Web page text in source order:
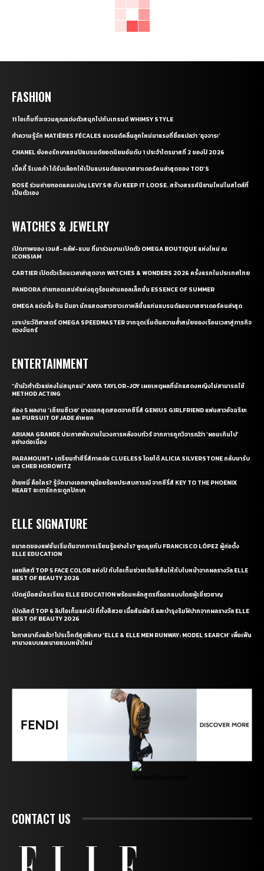
FASHION
11 ไอเท็มที่จะชวนคุณแต่งตัวสนุกไปกับเทรนด์ WHIMSY STYLE
ทำความรู้จัก MATIÈRES FÉCALES แบรนด์คลื่นลูกใหม่มาแรงที่ชื่อแปลว่า ‘อุจจาระ’
CHANEL ยังคงรักษาแชมป์แบรนด์ยอดนิยมอันดับ 1 ประจำไตรมาสที่ 2 ของปี 2026
เบ็คกี้ รีเบคก้า ได้รับเลือกให้เป็นแบรนด์แอมบาสซาเดอร์คนล่าสุดของ TOD’S
ROSÉ ร่วมถ่ายทอดแคมเปญ LEVI’S® กับ KEEP IT LOOSE. สร้างสรรค์นิยามใหม่ในสไตล์ที่
เป็นตัวเอง
WATCHES & JEWELRY
เปิดภาพของ เจมส์-กลัฟ-แบม ที่มาร่วมงานเปิดตัว OMEGA BOUTIQUE แห่งใหม่ ณ
ICONSIAM
CARTIER เปิดตัวเรือนเวลาล่าสุดจาก WATCHES & WONDERS 2026 ครั้งแรกในประเทศไทย
PANDORA ถ่ายทอดเสน่ห์แห่งฤดูร้อนผ่านคอลเล็กชั่น ESSENCE OF SUMMER
OMEGA แต่งตั้ง ชิน มินอา นักแสดงสาวชาวเกาหลีขึ้นแท่นแบรนด์แอมบาสซาเดอร์คนล่าสุด
เจาะประวัติศาสตร์ OMEGA SPEEDMASTER จากจุดเริ่มต้นความล้ำสมัยของเรือนเวลาสู่ภารกิจ
ดวงจันทร์
ENTERTAINMENT
“ถ้ามัวทำตัวแย่คงไม่สนุกแน่” ANYA TAYLOR-JOY เผยเหตุผลที่นักแสดงหญิงไม่สามารถใช้
METHOD ACTING
ส่อง 5 ผลงาน ‘เถียนซีเวย’ นางเอกสุดฮอตจากซีรี่ส์ GENIUS GIRLFRIEND แฟนสาวอัจฉริยะ
และ PURSUIT OF JADE ล่าหยก
ARIANA GRANDE ประกาศพักงานในวงการหลังจบทัวร์ จากการถูกวิจารณ์ว่า ‘ผอมเกินไป’
อย่างต่อเนื่อง
PARAMOUNT+ เตรียมทำซีรี่ส์ภาคต่อ CLUELESS โดยได้ ALICIA SILVERSTONE กลับมารับ
บท CHER HOROWITZ
อ้ายหมี่ คือใคร? รู้จักนางเอกอายุน้อยร้อยประสบการณ์ จากซีรี่ส์ KEY TO THE PHOENIX
HEART ชะตารักกระดูกปักษา
ELLE SIGNATURE
อนาคตของแฟชั่นเริ่มต้นจากการเรียนรู้อย่างไร? พูดคุยกับ FRANCISCO LÓPEZ ผู้ก่อตั้ง
ELLE EDUCATION
เผยลิสต์ TOP 5 FACE COLOR แห่งปี กับไอเท็มช่วยเติมสีสันให้กับใบหน้าจากผลรางวัล ELLE
BEST OF BEAUTY 2026
เปิดคู่มือสมัครเรียน ELLE EDUCATION พร้อมหลักสูตรที่ออกแบบโดยผู้เชี่ยวชาญ
เปิดลิสต์ TOP 6 ลิปไอเท็มแห่งปี ที่ทั้งสีสวย เนื้อสัมผัสดี และบำรุงริมฝีปากจากผลรางวัล ELLE
BEST OF BEAUTY 2026
โอกาสมาถึงแล้ว! โปรเจ็กต์สุดพิเศษ ‘ELLE & ELLE MEN RUNWAY: MODEL SEARCH’ เพื่อเฟ้น
หานางแบบและนายแบบหน้าใหม่
CONTACT US